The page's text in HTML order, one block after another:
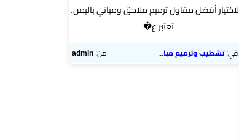
لاختيار أفضل مقاول ترميم ملاحق ومباني باليمن:​
تعتبر ع�...
في:تشطيب وترميم مباني من:admin